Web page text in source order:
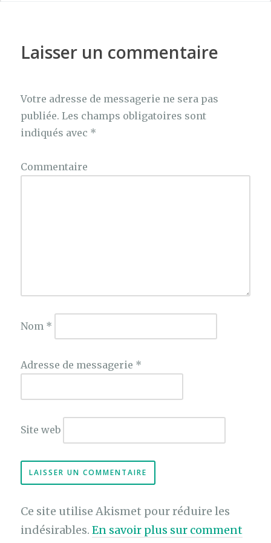
o
k
Laisser un commentaire
Votre adresse de messagerie ne sera pas
publiée. Les champs obligatoires sont
indiqués avec *
Commentaire
Nom *
Adresse de messagerie *
Site web
Ce site utilise Akismet pour réduire les
indésirables.En savoir plus sur comment